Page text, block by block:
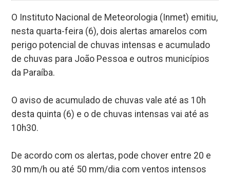
O Instituto Nacional de Meteorologia (Inmet) emitiu,
nesta quarta-feira (6), dois alertas amarelos com
perigo potencial de chuvas intensas e acumulado
de chuvas para João Pessoa e outros municípios
da Paraíba.
O aviso de acumulado de chuvas vale até as 10h
desta quinta (6) e o de chuvas intensas vai até as
10h30.
De acordo com os alertas, pode chover entre 20 e
30 mm/h ou até 50 mm/dia com ventos intensos